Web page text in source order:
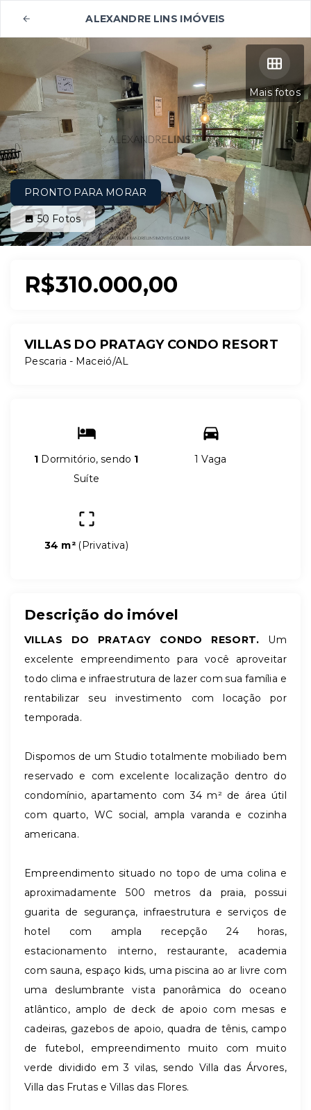
ALEXANDRE LINS IMÓVEIS
Mais fotos
PRONTO PARA MORAR
50 Fotos
R$310.000,00
VILLAS DO PRATAGY CONDO RESORT
Pescaria - Maceió/AL
1 Dormitório, sendo 1
Suíte
1 Vaga
34 m² (Privativa)
Descrição do imóvel
VILLAS DO PRATAGY CONDO RESORT. Um
excelente empreendimento para você aproveitar
todo clima e infraestrutura de lazer com sua família e
rentabilizar seu investimento com locação por
temporada.
Dispomos de um Studio totalmente mobiliado bem
reservado e com excelente localização dentro do
condomínio, apartamento com 34 m² de área útil
com quarto, WC social, ampla varanda e cozinha
americana.
Empreendimento situado no topo de uma colina e
aproximadamente 500 metros da praia, possui
guarita de segurança, infraestrutura e serviços de
hotel com ampla recepção 24 horas,
estacionamento interno, restaurante, academia
com sauna, espaço kids, uma piscina ao ar livre com
uma deslumbrante vista panorâmica do oceano
atlântico, amplo de deck de apoio com mesas e
cadeiras, gazebos de apoio, quadra de tênis, campo
de futebol, empreendimento muito com muito
verde dividido em 3 vilas, sendo Villa das Árvores,
Villa das Frutas e Villas das Flores.